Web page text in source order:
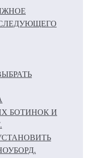
БОТИНОК И